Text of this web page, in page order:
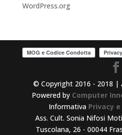
WordPress.org
© Copyright 2016 - 2018 |
Powered by Computer
Informativa Privacy
Ass. Cult. Sonia Nifosi
Tuscolana, 26 - 00044